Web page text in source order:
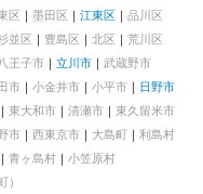
区 墨田区 江東区
品川区
並区 豊島区 北区
荒川区
八王子市 立川市
武蔵野市
市 小金井市 小平市
日野市
東大和市 清瀬市
東久留米市
市 西東京市 大島町
利島村
青ヶ島村
小笠原村
）